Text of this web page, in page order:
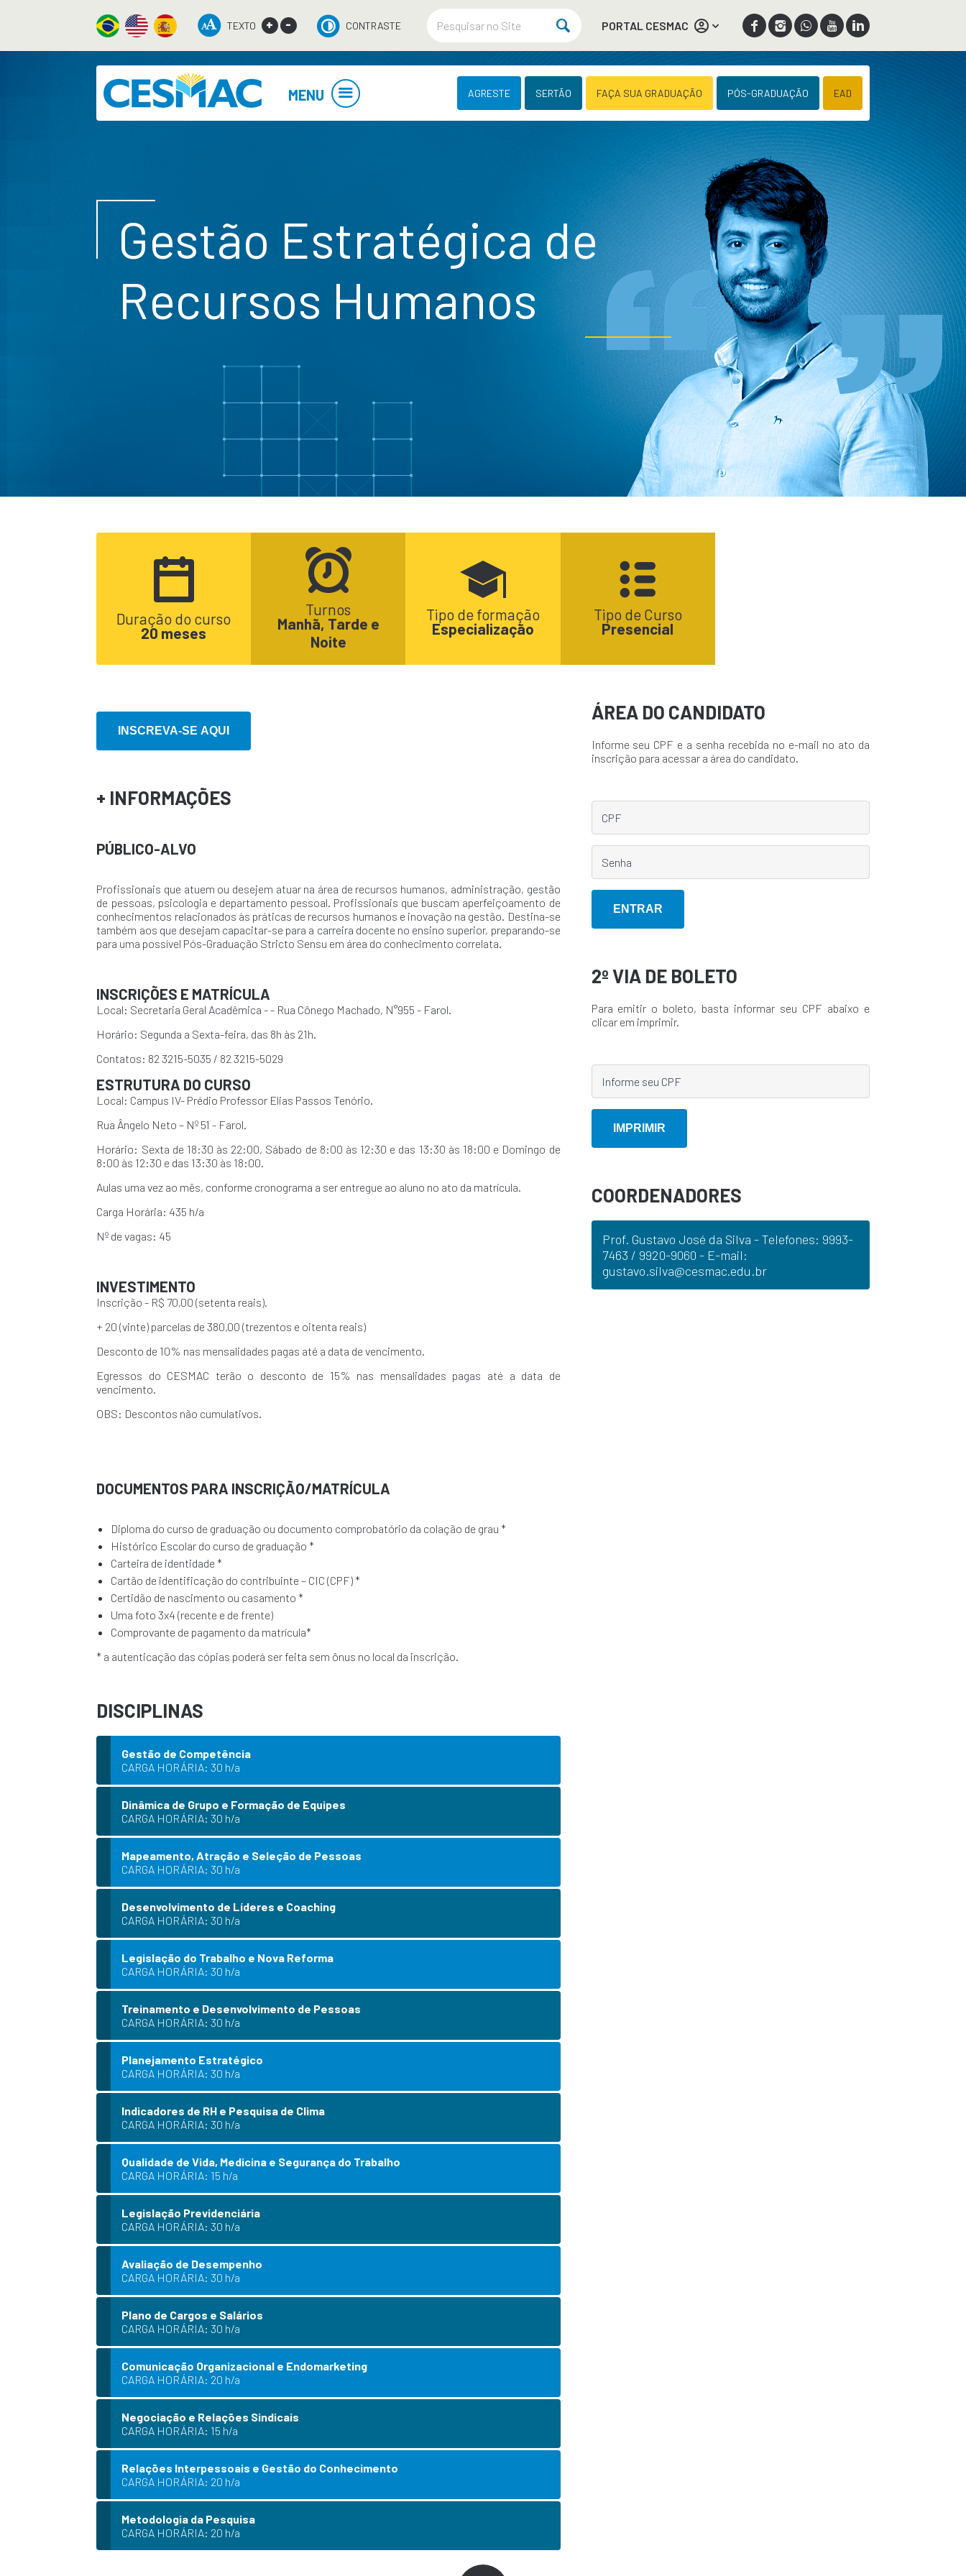
TEXTO + - CONTRASTE PORTAL CESMAC
MENU AGRESTE SERTÃO FAÇA SUA GRADUAÇÃO PÓS-GRADUAÇÃO EAD
Gestão Estratégica de
Recursos Humanos
Duração do curso
20 meses
Turnos
Manhã, Tarde e
Noite
Tipo de formação
Especialização
Tipo de Curso
Presencial
+ INFORMAÇÕES
PÚBLICO-ALVO
Profissionais que atuem ou desejem atuar na área de recursos humanos, administração, gestão
de pessoas, psicologia e departamento pessoal. Profissionais que buscam aperfeiçoamento de
conhecimentos relacionados às práticas de recursos humanos e inovação na gestão. Destina-se
também aos que desejam capacitar-se para a carreira docente no ensino superior, preparando-se
para uma possível Pós-Graduação Stricto Sensu em área do conhecimento correlata.
INSCRIÇÕES E MATRÍCULA
Local: Secretaria Geral Acadêmica - - Rua Cônego Machado, N°955 - Farol.
Horário: Segunda a Sexta-feira, das 8h às 21h.
Contatos: 82 3215-5035 / 82 3215-5029
ESTRUTURA DO CURSO
Local: Campus IV- Prédio Professor Elias Passos Tenório.
Rua Ângelo Neto – Nº 51 - Farol.
Horário: Sexta de 18:30 às 22:00, Sábado de 8:00 às 12:30 e das 13:30 às 18:00 e Domingo de
8:00 às 12:30 e das 13:30 às 18:00.
Aulas uma vez ao mês, conforme cronograma a ser entregue ao aluno no ato da matrícula.
Carga Horária: 435 h/a
Nº de vagas: 45
INVESTIMENTO
Inscrição - R$ 70,00 (setenta reais).
+ 20 (vinte) parcelas de 380,00 (trezentos e oitenta reais)
Desconto de 10% nas mensalidades pagas até a data de vencimento.
Egressos do CESMAC terão o desconto de 15% nas mensalidades pagas até a data de
vencimento.
OBS: Descontos não cumulativos.
DOCUMENTOS PARA INSCRIÇÃO/MATRÍCULA
Diploma do curso de graduação ou documento comprobatório da colação de grau *
Histórico Escolar do curso de graduação *
Carteira de identidade *
Cartão de identificação do contribuinte – CIC (CPF) *
Certidão de nascimento ou casamento *
Uma foto 3x4 (recente e de frente)
Comprovante de pagamento da matrícula*
* a autenticação das cópias poderá ser feita sem ônus no local da inscrição.
DISCIPLINAS
Gestão de Competência
CARGA HORÁRIA: 30 h/a
Dinâmica de Grupo e Formação de Equipes
CARGA HORÁRIA: 30 h/a
Mapeamento, Atração e Seleção de Pessoas
CARGA HORÁRIA: 30 h/a
Desenvolvimento de Líderes e Coaching
CARGA HORÁRIA: 30 h/a
Legislação do Trabalho e Nova Reforma
CARGA HORÁRIA: 30 h/a
Treinamento e Desenvolvimento de Pessoas
CARGA HORÁRIA: 30 h/a
Planejamento Estratégico
CARGA HORÁRIA: 30 h/a
Indicadores de RH e Pesquisa de Clima
CARGA HORÁRIA: 30 h/a
Qualidade de Vida, Medicina e Segurança do Trabalho
CARGA HORÁRIA: 15 h/a
Legislação Previdenciária
CARGA HORÁRIA: 30 h/a
Avaliação de Desempenho
CARGA HORÁRIA: 30 h/a
Plano de Cargos e Salários
CARGA HORÁRIA: 30 h/a
Comunicação Organizacional e Endomarketing
CARGA HORÁRIA: 20 h/a
Negociação e Relações Sindicais
CARGA HORÁRIA: 15 h/a
Relações Interpessoais e Gestão do Conhecimento
CARGA HORÁRIA: 20 h/a
Metodologia da Pesquisa
CARGA HORÁRIA: 20 h/a
ÁREA DO CANDIDATO
Informe seu CPF e a senha recebida no e-mail no ato da
inscrição para acessar a área do candidato.
2º VIA DE BOLETO
Para emitir o boleto, basta informar seu CPF abaixo e
clicar em imprimir.
COORDENADORES
Prof. Gustavo José da Silva - Telefones: 9993-
7463 / 9920-9060 - E-mail:
gustavo.silva@cesmac.edu.br